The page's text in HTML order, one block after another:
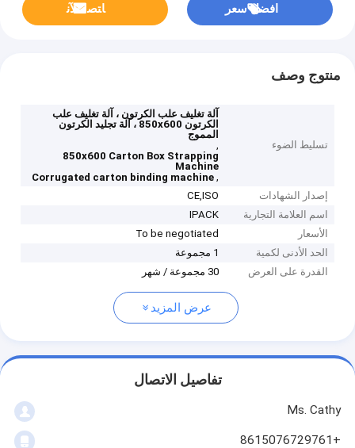
افضل سعر ﺎﺘﺼﻟ ﺍﻶﻧ
منتوج وصف
تسليط الضوء
آلة تغليف علب الكرتون ، آلة تغليف علب
الكرتون 850x600 ، آلة تجليد الكرتون
المموج
,
850x600 Carton Box Strapping
Machine
,
Corrugated carton binding machine
إصدار الشهادات
CE,ISO
اسم العلامة التجارية
IPACK
الأسعار
To be negotiated
الحد الأدنى لكمية
1 مجموعة
القدرة على العرض
30 مجموعة / شهر
عرض المزيد
تفاصيل الاتصال
Ms. Cathy
+8615076729761